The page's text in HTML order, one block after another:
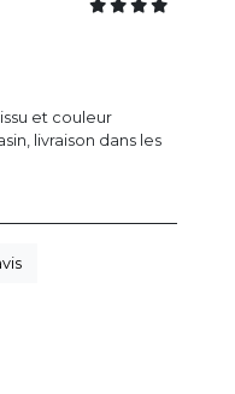
et couleur
livraison dans les